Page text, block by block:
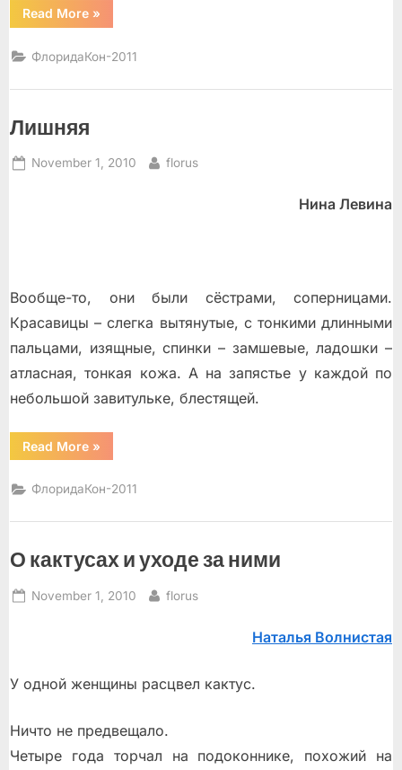
Read More“Аист”
»
ФлоридаКон-2011
Лишняя
Posted
November 1, 2010 By
florus
Нина Левина
Вообще-то, они были сёстрами, соперницами.
Красавицы – слегка вытянутые, с тонкими длинными
пальцами, изящные, спинки – замшевые, ладошки –
атласная, тонкая кожа. А на запястье у каждой по
небольшой завитульке, блестящей.
Read More“Лишняя”
»
ФлоридаКон-2011
О кактусах и уходе за ними
Posted
November 1, 2010 By
florus
Наталья Волнистая
У одной женщины расцвел кактус.
Ничто не предвещало.
Четыре года торчал на подоконнике, похожий на